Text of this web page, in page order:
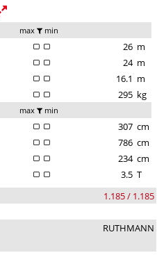
max min
26 m
24 m
16.1 m
295 kg
max min
307 cm
786 cm
234 cm
3.5 T
1.185 / 1.185
RUTHMANN